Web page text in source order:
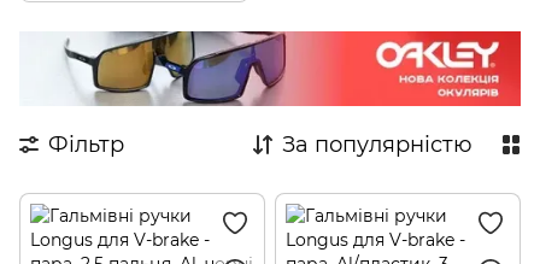
Фільтр За популярністю